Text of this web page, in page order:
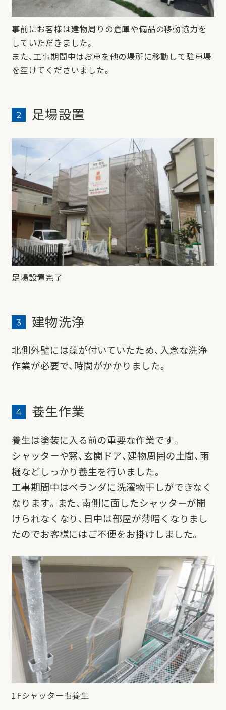
事前にお客様は建物周りの倉庫や備品の移動協力を
していただきました。
また、工事期間中はお車を他の場所に移動して駐車場
を空けてくださいました。
足場設置
足場設置完了
建物洗浄
北側外壁には藻が付いていたため、入念な洗浄
作業が必要で、時間がかかりました。
養生作業
養生は塗装に入る前の重要な作業です。
シャッターや窓、玄関ドア、建物周囲の土間、雨
樋などしっかり養生を行いました。
工事期間中はベランダに洗濯物干しができなく
なります。また、南側に面したシャッターが開
けられなくなり、日中は部屋が薄暗くなりまし
たのでお客様にはご不便をお掛けしました。
1Fシャッターも養生